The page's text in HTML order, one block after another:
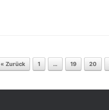
« Zurück 1 … 19 20